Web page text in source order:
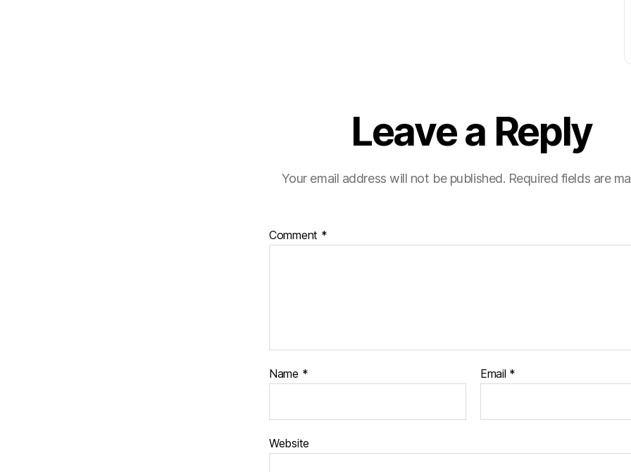
Leave a Reply
Your email address will not be published. Required fields are
Comment *
Name * Email *
Website